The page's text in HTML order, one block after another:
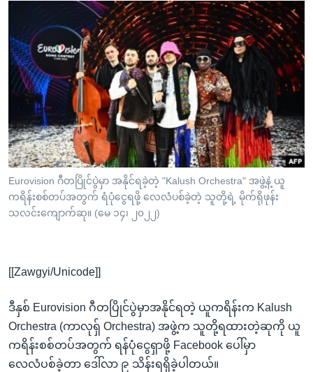
ရန်
ပင်မ
စာမျက်နှာ
သို့
ကျော်
ကြည့်
ရန်
ရှာဖွေ
သို့
ရန်
အမေရိကန်သုံးအီဒီယံ
မကြေးမုံရဲ့ အင်္ဂလိပ်စာ
ရုပ်ရှင်ထဲက အင်္ဂလိပ်စာ
သုတပဒေသာ အင်္ဂလိပ်စာ
အပတ်စဉ်ကဏ္ဍများ
ရေဒီယို
တီဗွီ
ရေဒီယိုနှင့်ရုပ်သံ အချက်အလက်များ
ရေဒီယို/တီဗွီအစီအစဉ်
Learning English
ဗွီအိုအေ လူမှုကွန်ယက်များ
ဘာသာစကားများ
Eurovision ဂီတပြိုင်ပွဲမှာ အနိုင်ရခဲ့တဲ့ "Kalush Orchestra" အဖွဲ့နဲ့ ယူ
ကရိန်းစစ်တပ်အတွက် ရံပုံငွေရဖို့ လေလံပစ်ခဲ့တဲ့ သူတို့ရဲ့ မိုက်ရိုဖုန်း
သလင်းကျောက်ဆု။ (မေ ၁၄၊ ၂၀၂၂)
[[Zawgyi/Unicode]]
ဒီနှစ် Eurovision ဂီတပြိုင်ပွဲမှာအနိုင်ရတဲ့ ယူကရိန်းက Kalush
Orchestra (ကာလုရှ် Orchestra) အဖွဲ့က သူတို့ရထားတဲ့ဆုကို ယူ
ကရိန်းစစ်တပ်အတွက် ရန်ပုံငွေရှာဖို့ Facebook ပေါ်မှာ
လေလံပစ်ခဲ့တာ ဒေါ်လာ ၉ သိန်းရရှိခဲ့ပါတယ်။